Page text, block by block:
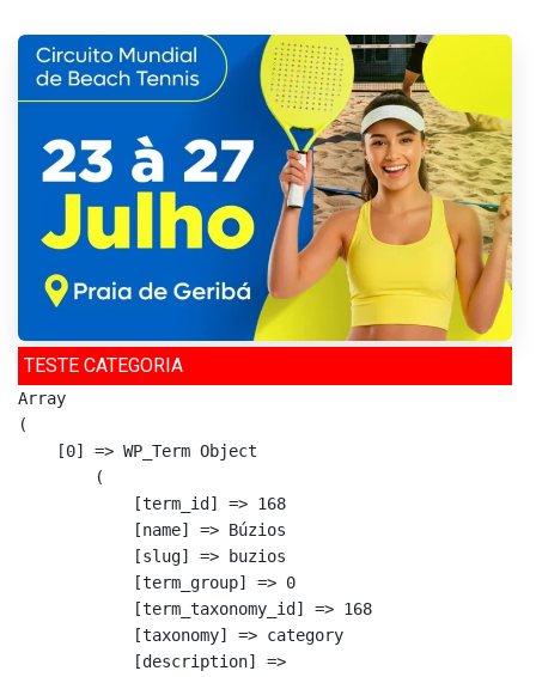
TESTE CATEGORIA
Array
(
    [0] => WP_Term Object
        (
            [term_id] => 168
            [name] => Búzios
            [slug] => buzios
            [term_group] => 0
            [term_taxonomy_id] => 168
            [taxonomy] => category
            [description] =>